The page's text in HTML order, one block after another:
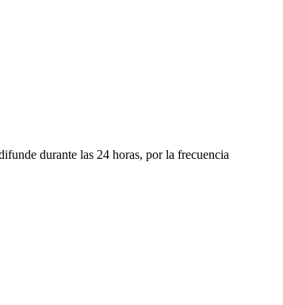
durante las 24 horas, por la frecuencia